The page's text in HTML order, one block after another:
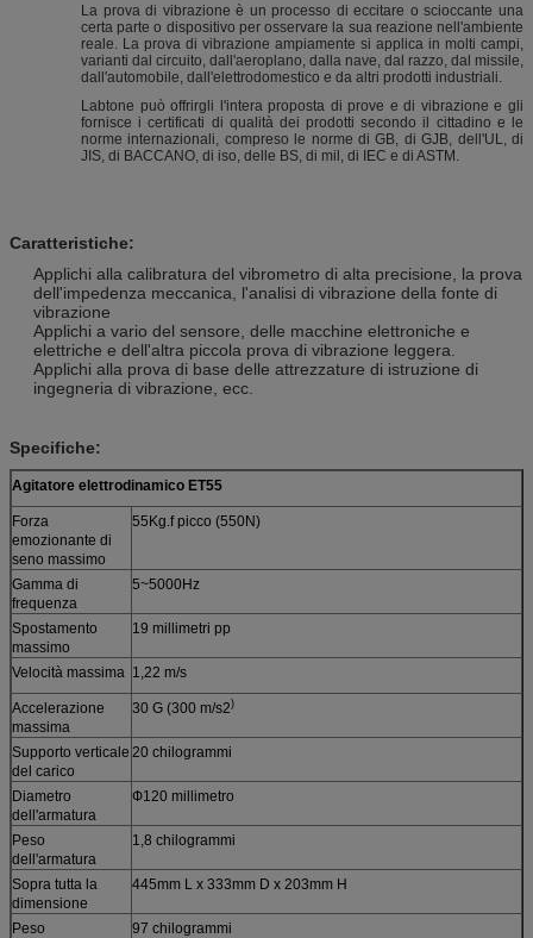
La prova di vibrazione è un processo di eccitare o scioccante una
certa parte o dispositivo per osservare la sua reazione nell'ambiente
reale. La prova di vibrazione ampiamente si applica in molti campi,
varianti dal circuito, dall'aeroplano, dalla nave, dal razzo, dal missile,
dall'automobile, dall'elettrodomestico e da altri prodotti industriali.
Labtone può offrirgli l'intera proposta di prove e di vibrazione e gli
fornisce i certificati di qualità dei prodotti secondo il cittadino e le
norme internazionali, compreso le norme di GB, di GJB, dell'UL, di
JIS, di BACCANO, di iso, delle BS, di mil, di IEC e di ASTM.
Caratteristiche:
Applichi alla calibratura del vibrometro di alta precisione, la prova
dell'impedenza meccanica, l'analisi di vibrazione della fonte di
vibrazione
Applichi a vario del sensore, delle macchine elettroniche e
elettriche e dell'altra piccola prova di vibrazione leggera.
Applichi alla prova di base delle attrezzature di istruzione di
ingegneria di vibrazione, ecc.
Specifiche:
Agitatore elettrodinamico ET55
Forza
emozionante di
seno massimo
55Kg.f picco (550N)
Gamma di
frequenza
5~5000Hz
Spostamento
massimo
19 millimetri pp
Velocità massima 1,22 m/s
Accelerazione
massima
30 G (300 m/s2)
Supporto verticale
del carico
20 chilogrammi
Diametro
dell'armatura
Ф120 millimetro
Peso
dell'armatura
1,8 chilogrammi
Sopra tutta la
dimensione
445mm L x 333mm D x 203mm H
Peso 97 chilogrammi